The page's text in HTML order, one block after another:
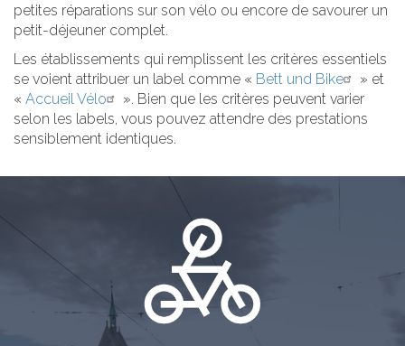
petites réparations sur son vélo ou encore de savourer un
petit-déjeuner complet.
Les établissements qui remplissent les critères essentiels
se voient attribuer un label comme « Bett und Bike
» et
« Accueil Vélo
». Bien que les critères peuvent varier
selon les labels, vous pouvez attendre des prestations
sensiblement identiques.